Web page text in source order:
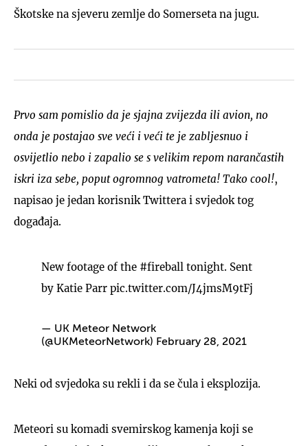
Škotske na sjeveru zemlje do Somerseta na jugu.
Prvo sam pomislio da je sjajna zvijezda ili avion, no
onda je postajao sve veći i veći te je zabljesnuo i
osvijetlio nebo i zapalio se s velikim repom narančastih
iskri iza sebe, poput ogromnog vatrometa! Tako cool!,
napisao je jedan korisnik Twittera i svjedok tog
događaja.
New footage of the #fireball tonight. Sent
by Katie Parr pic.twitter.com/J4jmsM9tFj
— UK Meteor Network
(@UKMeteorNetwork) February 28, 2021
Neki od svjedoka su rekli i da se čula i eksplozija.
Meteori su komadi svemirskog kamenja koji se